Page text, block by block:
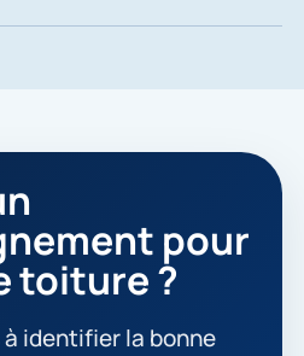
pour
toiture ?
identifier la bonne